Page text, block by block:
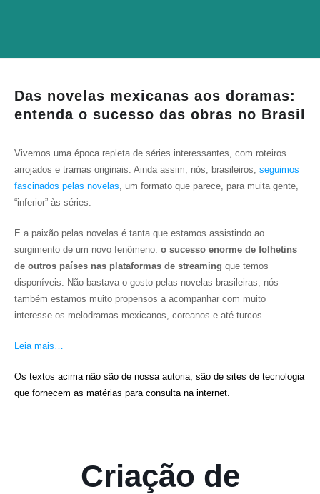
Das novelas mexicanas aos doramas:
entenda o sucesso das obras no Brasil
Vivemos uma época repleta de séries interessantes, com roteiros
arrojados e tramas originais. Ainda assim, nós, brasileiros, seguimos
fascinados pelas novelas, um formato que parece, para muita gente,
“inferior” às séries.
E a paixão pelas novelas é tanta que estamos assistindo ao
surgimento de um novo fenômeno: o sucesso enorme de folhetins
de outros países nas plataformas de streaming que temos
disponíveis. Não bastava o gosto pelas novelas brasileiras, nós
também estamos muito propensos a acompanhar com muito
interesse os melodramas mexicanos, coreanos e até turcos.
Leia mais…
Os textos acima não são de nossa autoria, são de sites de tecnologia
que fornecem as matérias para consulta na internet.
Criação de